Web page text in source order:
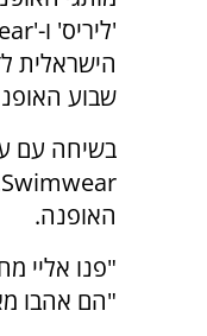
הישראלית
שבוע האופנה
האופנה.
"פנו אליי
"הם אהבו